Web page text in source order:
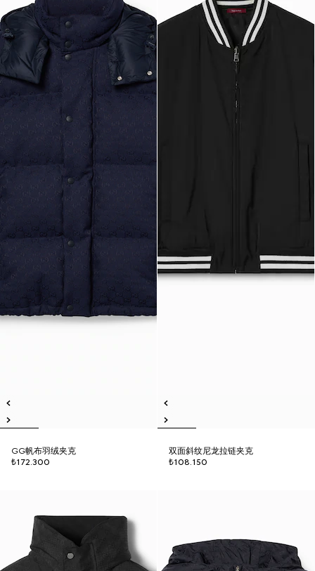
GG帆布羽绒夹克
₺172.300
双面斜纹尼龙拉链夹克
₺108.150